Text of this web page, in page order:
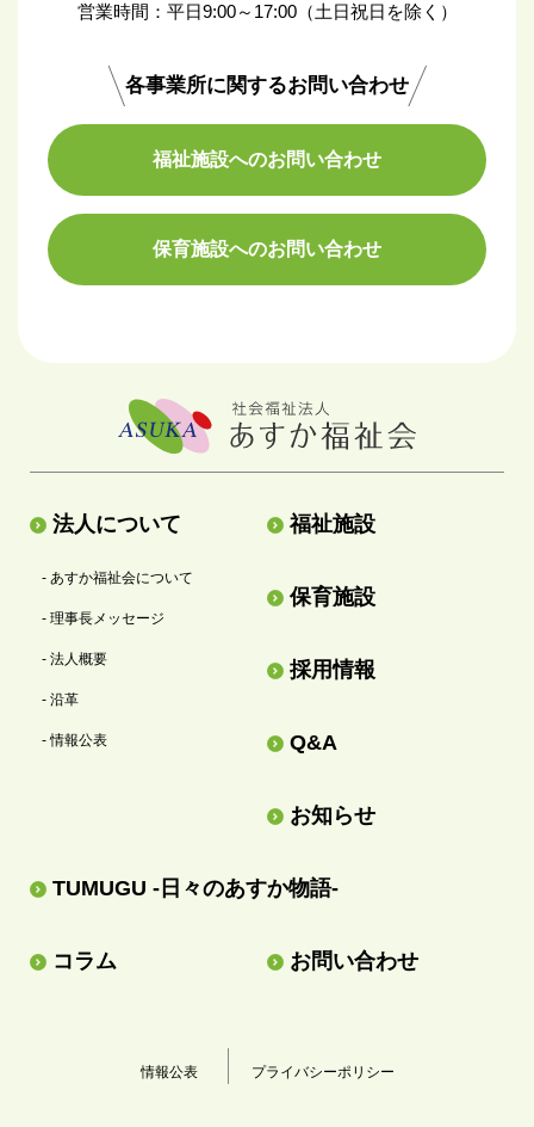
営業時間：平日9:00～17:00（土日祝日を除く）
各事業所に関するお問い合わせ
福祉施設へのお問い合わせ
保育施設へのお問い合わせ
法人について
- あすか福祉会について
- 理事長メッセージ
- 法人概要
- 沿革
- 情報公表
福祉施設
保育施設
採用情報
Q&A
お知らせ
TUMUGU -日々のあすか物語-
コラム お問い合わせ
情報公表 プライバシーポリシー